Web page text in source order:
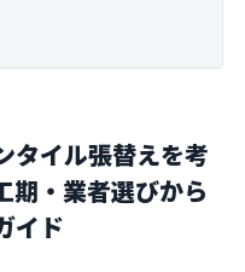
タイル張替えを考
・業者選びから
イド